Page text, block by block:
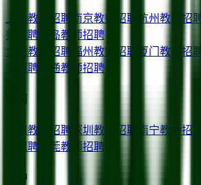
教师招聘 南京教师招聘 杭州教师招聘
师招聘
青岛教师招聘
合肥教师招聘 福州教师招聘 厦门 教师招聘
师招聘
南通教师招聘
华南
教师招聘 深圳 教师招聘 南宁教师招聘
师招聘
东莞教师招聘
华中